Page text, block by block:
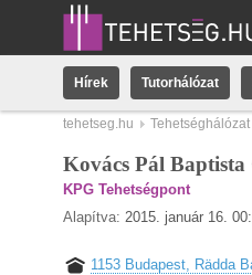
Hírek Tutorhálózat
tehetseg.hu Tehetséghálózat
Kovács Pál
KPG Tehetségpont
Alapítva: 2015. január 16.
1153 Budapest, Rädda